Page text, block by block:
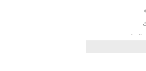
الرياضة